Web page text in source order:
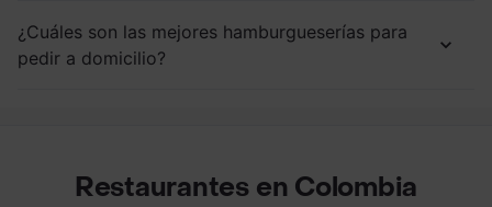
¿Cuáles son las mejores hamburgueserías para
pedir a domicilio?
Restaurantes en Colombia